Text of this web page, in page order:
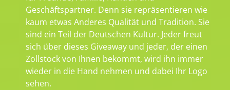
Geschäftspartner. Denn sie repräsentieren wie
kaum etwas Anderes Qualität und Tradition. Sie
sind ein Teil der Deutschen Kultur. Jeder freut
sich über dieses Giveaway und jeder, der einen
Zollstock von Ihnen bekommt, wird ihn immer
wieder in die Hand nehmen und dabei Ihr Logo
sehen.